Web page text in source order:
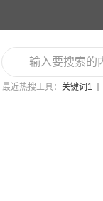
最近热搜工具： 关键词1